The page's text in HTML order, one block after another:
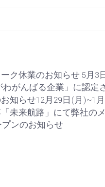
ク休業のお知らせ 5月
わがんばる企業」に認定
知らせ12月29日(月)~1
「未来航路」にて弊社の
プンのお知らせ